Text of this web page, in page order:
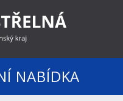
NABÍDKA